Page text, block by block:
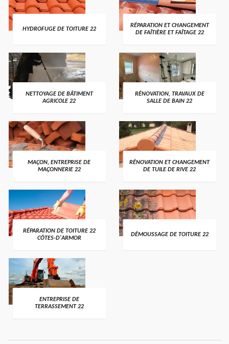
HYDROFUGE DE TOITURE 22
RÉPARATION ET CHANGEMENT
DE FAÎTIÈRE ET FAÎTAGE 22
NETTOYAGE DE BÂTIMENT
AGRICOLE 22
RÉNOVATION, TRAVAUX DE
SALLE DE BAIN 22
MAÇON, ENTREPRISE DE
MAÇONNERIE 22
RÉNOVATION ET CHANGEMENT
DE TUILE DE RIVE 22
RÉPARATION DE TOITURE 22
CÔTES-D'ARMOR
DÉMOUSSAGE DE TOITURE 22
ENTREPRISE DE
TERRASSEMENT 22